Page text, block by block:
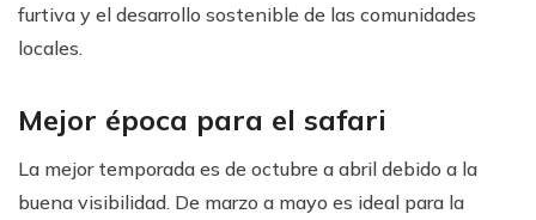
furtiva y el desarrollo sostenible de las comunidades
locales.
Mejor época para el safari
La mejor temporada es de octubre a abril debido a la
buena visibilidad. De marzo a mayo es ideal para la